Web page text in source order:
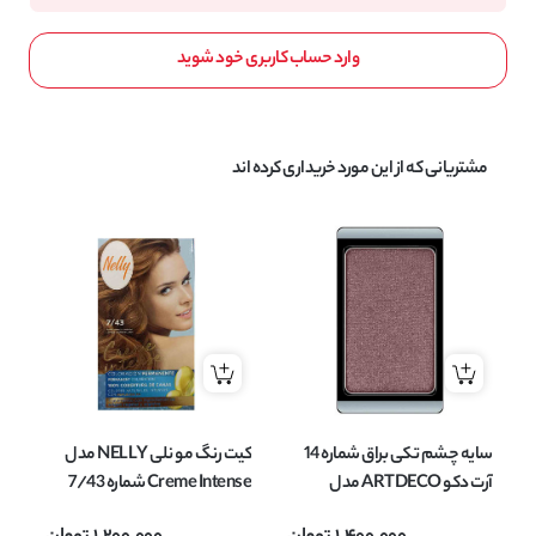
وارد حساب کاربری خود شوید
مشتریانی که از این مورد خریداری کرده اند
سایه چشم تکی براق شماره 14
آرت دکو ARTDECO مدل
کیت رنگ مو نلی NELLY مدل
Creme Intense شماره 7/43